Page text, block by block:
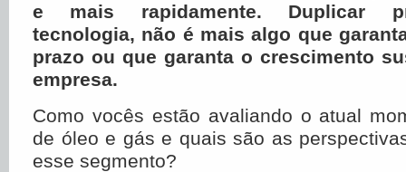
e mais rapidamente. Duplicar
tecnologia, não é mais algo que
prazo ou que garanta o crescimento
empresa.
Como vocês estão avaliando o atual
de óleo e gás e quais são as
esse segmento?